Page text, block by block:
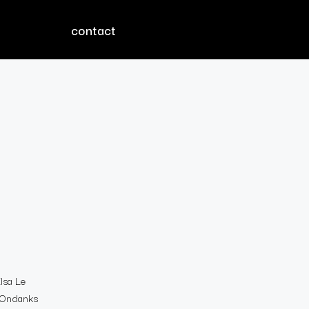
contact
Le